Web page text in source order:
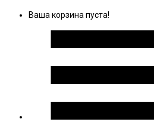
Ваша корзина пуста!